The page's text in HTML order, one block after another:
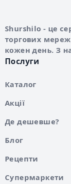
Про сервіс
Shurshilo - це
торгових
кожен день. З
Послуги
Каталог
Акції
Де дешевше?
Блог
Рецепти
Супермаркети